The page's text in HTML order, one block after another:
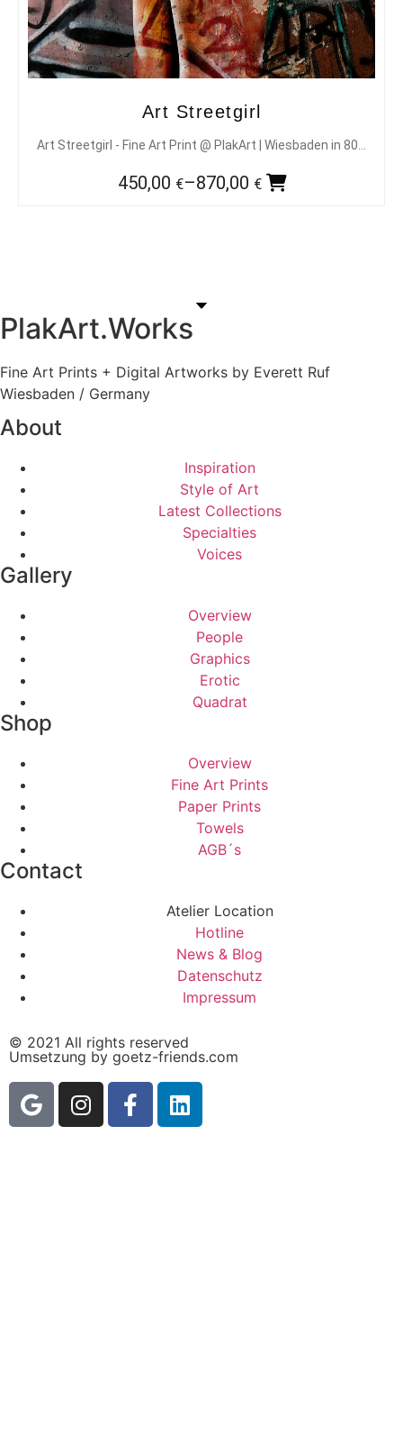
Art Streetgirl
Art Streetgirl - Fine Art Print @ PlakArt | Wiesbaden in 80…
450,00 €–870,00 €
PlakArt.Works
Fine Art Prints + Digital Artworks by Everett Ruf
Wiesbaden / Germany
About
Inspiration
Style of Art
Latest Collections
Specialties
Voices
Gallery
Overview
People
Graphics
Erotic
Quadrat
Shop
Overview
Fine Art Prints
Paper Prints
Towels
AGB´s
Contact
Atelier Location
Hotline
News & Blog
Datenschutz
Impressum
© 2021 All rights reserved
Umsetzung by goetz-friends.com